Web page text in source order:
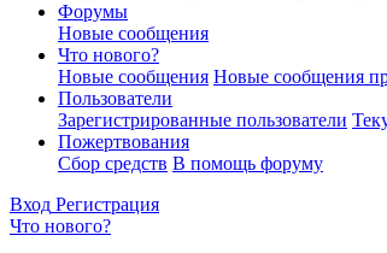
Форумы
Новые сообщения
Что нового?
Новые сообщения Новые сообщения
Пользователи
Зарегистрированные пользователи
Пожертвования
Сбор средств В помощь форуму
Вход Регистрация
Что нового?